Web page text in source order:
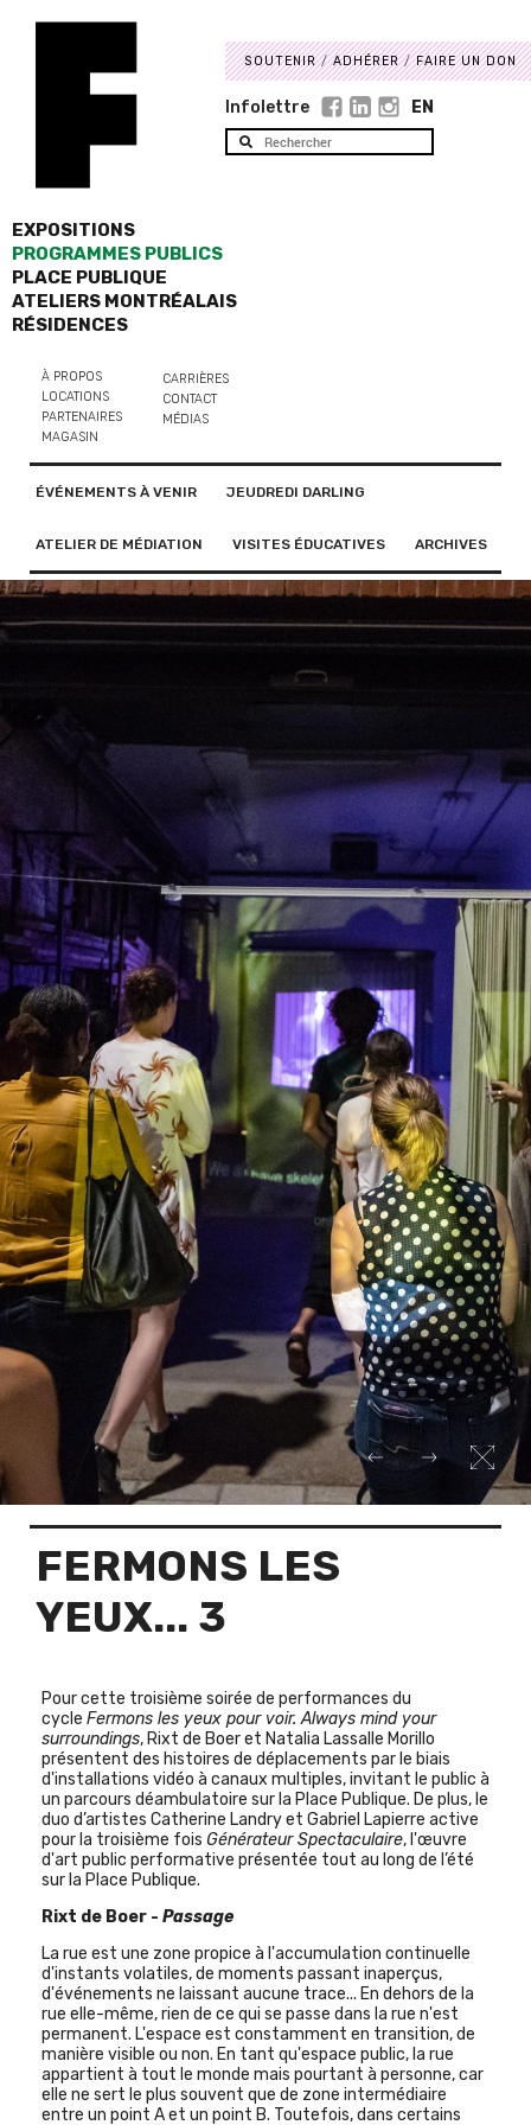
EXPOSITIONS
PROGRAMMES PUBLICS
PLACE PUBLIQUE
ATELIERS MONTRÉALAIS
RÉSIDENCES
À PROPOS
LOCATIONS
PARTENAIRES
MAGASIN
CARRIÈRES
CONTACT
MÉDIAS
SOUTENIR ADHÉRER FAIRE UN DON
Infolettre EN
ÉVÉNEMENTS À VENIR JEUDREDI DARLING
ATELIER DE MÉDIATION VISITES ÉDUCATIVES ARCHIVES
FERMONS LES
YEUX... 3
Pour cette troisième soirée de performances du
cycle Fermons les yeux pour voir. Always mind your
surroundings, Rixt de Boer et Natalia Lassalle Morillo
présentent des histoires de déplacements par le biais
d'installations vidéo à canaux multiples, invitant le public à
un parcours déambulatoire sur la Place Publique. De plus, le
duo d’artistes Catherine Landry et Gabriel Lapierre active
pour la troisième fois Générateur Spectaculaire, l'œuvre
d'art public performative présentée tout au long de l’été
sur la Place Publique.
Rixt de Boer - Passage
La rue est une zone propice à l'accumulation continuelle
d'instants volatiles, de moments passant inaperçus,
d'événements ne laissant aucune trace... En dehors de la
rue elle-même, rien de ce qui se passe dans la rue n'est
permanent. L'espace est constamment en transition, de
manière visible ou non. En tant qu'espace public, la rue
appartient à tout le monde mais pourtant à personne, car
elle ne sert le plus souvent que de zone intermédiaire
entre un point A et un point B. Toutefois, dans certains